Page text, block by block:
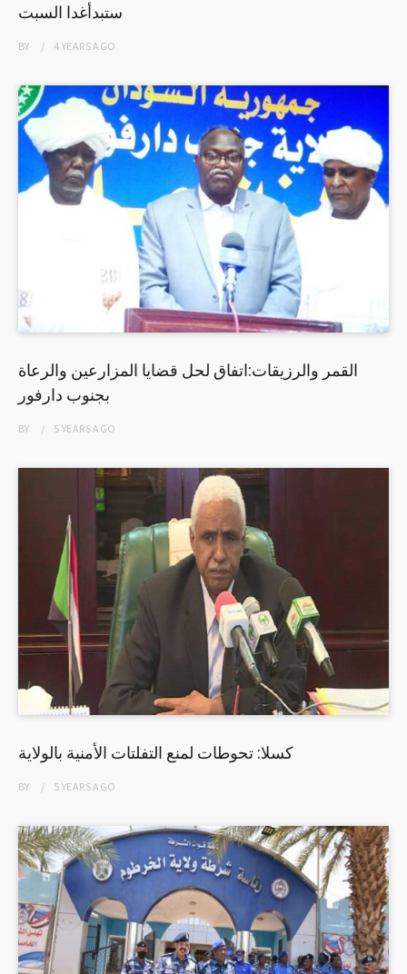
ستبدأغدا السبت
BY 4 YEARSAGO
القمر والرزيقات:اتفاق لحل قضايا المزارعين والرعاة
بجنوب دارفور
BY 5 YEARSAGO
كسلا: تحوطات لمنع التفلتات الأمنية بالولاية
BY 5 YEARSAGO